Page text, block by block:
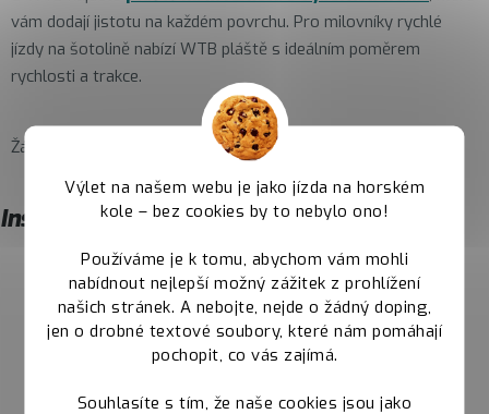
Výlet na našem webu je jako jízda na horském
kole – bez cookies by to nebylo ono!
Používáme je k tomu, abychom vám mohli
nabídnout nejlepší možný zážitek z prohlížení
našich stránek. A nebojte, nejde o žádný doping,
jen o drobné textové soubory, které nám pomáhají
pochopit, co vás zajímá.
Souhlasíte s tím, že naše cookies jsou jako
vám dodají jistotu na každém povrchu. Pro milovníky rychlé
jízdy na šotolině nabízí WTB pláště s ideálním poměrem
rychlosti a trakce.
Žádné produkty značky WTBnebyly nalezeny...
Instagram